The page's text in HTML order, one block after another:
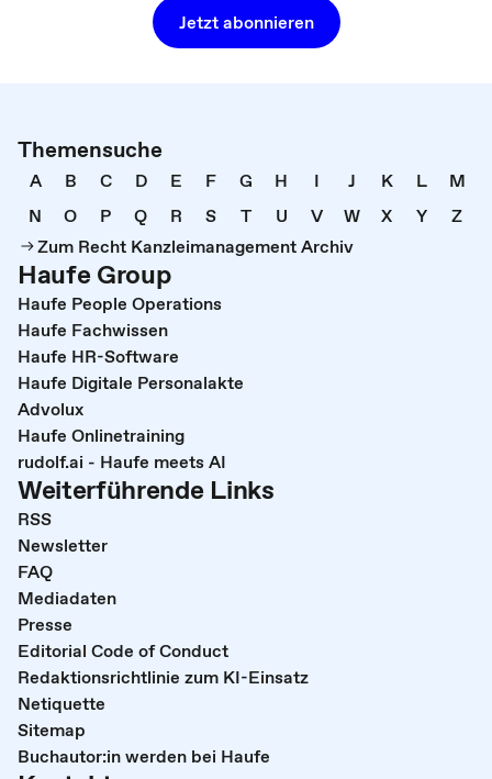
Jetzt abonnieren
Themensuche
A B C D E F G H I J K L
M
N
O P Q R S T U V W X Y
Z
Zum Recht Kanzleimanagement Archiv
Haufe Group
Haufe People Operations
Haufe Fachwissen
Haufe HR-Software
Haufe Digitale Personalakte
Advolux
Haufe Onlinetraining
rudolf.ai - Haufe meets AI
Weiterführende Links
RSS
Newsletter
FAQ
Mediadaten
Presse
Editorial Code of Conduct
Redaktionsrichtlinie zum KI-Einsatz
Netiquette
Sitemap
Buchautor:in werden bei Haufe